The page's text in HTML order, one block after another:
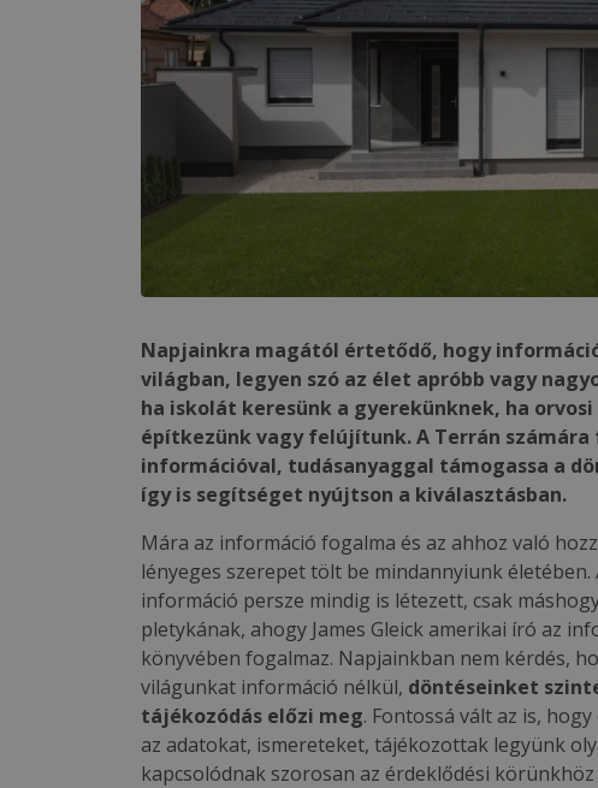
Napjainkra magától értetődő, hogy
világban, legyen szó az élet apróbb vagy
ha iskolát keresünk a gyerekünknek, ha
építkezünk vagy felújítunk. A Terrán
információval, tudásanyaggal támogassa a
így is segítséget nyújtson a kiválasztásban.
Mára az információ fogalma és az ahhoz való
lényeges szerepet tölt be mindannyiunk
információ persze mindig is létezett, csak
pletykának, ahogy James Gleick amerikai író az
könyvében fogalmaz. Napjainkban nem kérdés,
világunkat információ nélkül, döntéseinket
tájékozódás előzi meg. Fontossá vált az is,
az adatokat, ismereteket, tájékozottak legyünk
kapcsolódnak szorosan az érdeklődési